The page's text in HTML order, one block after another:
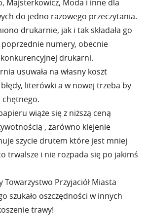
Majsterkowicz, Moda i inne dla
do jedno razowego przeczytania.
drukarnie, jak i tak składała go
numery, obecnie
drukarni.
usuwała na własny koszt
literówki a w nowej trzeba by
chętnego.
wiąże się z niższą ceną
, zarówno klejenie
szycie drutem które jest mniej
trwalsze i nie rozpada się po jakimś
Towarzystwo Przyjaciół Miasta
szukało oszczędności w innych
trawy!